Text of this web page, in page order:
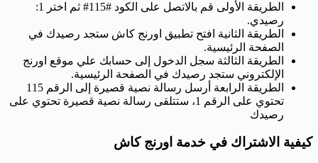
الطريقة الأولى قم بالاتصل على الكود #115# ثم اختر 1:
رصيدي.
الطريقة الثانية افتح تطبيق اورنج كاش ستجد رصيدك في
الصفحة الرئيسية.
الطريقة الثالثة سجل الدخول إلى حسابك علي موقع اورنج
الإلكتروني ستجد رصيدك في الصفحة الرئيسية.
الطريقة الرابعة أرسل رسالة نصية قصيرة إلى الرقم 115
تحتوي على الرقم 1، ستتلقى رسالة نصية قصيرة تحتوي على
رصيدك
كيفية الاشتراك في خدمة اورنج كاش